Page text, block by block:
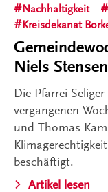
Nachhaltigkeit
Kreisdekanat
Niels
Die Pfarrei
vergangenen
und Thomas
beschäftigt.
Artikel lesen